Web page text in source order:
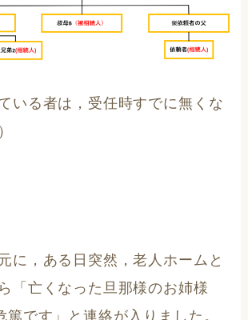
いる者は，受任時すでに無くな
に，ある日突然，老人ホームと
「亡くなった旦那様のお姉様
篤です」と連絡が入りました。